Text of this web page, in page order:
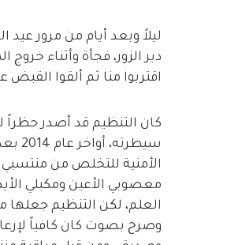
دير الزور، فجأة وأثناء
اقتربوا منا ثم ألقوا
كان التنظيم قد أصدر
الأمنية للتخلص من
معصوبي الأعين ومكبلي
العلم، لكن التنظيم جعلها
وصرخ بصوت كان كافياً